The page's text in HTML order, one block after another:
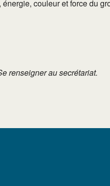
couleur et force du
renseigner au secrétariat.